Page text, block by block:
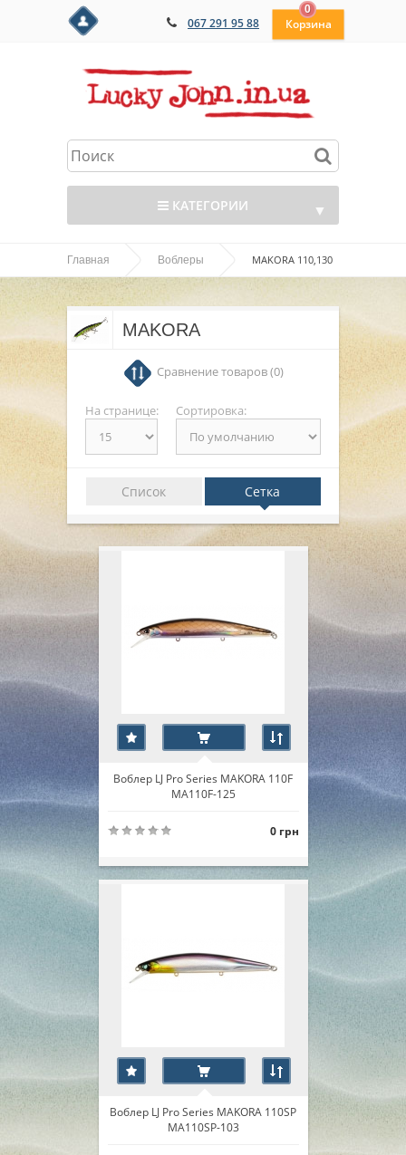
067 291 95 88
0
КАТЕГОРИИ ▼
▼
▼
Главная Воблеры MAKORA 110,130
MAKORA
Сравнение товаров (0)
На странице: Сортировка:
Список Сетка
Воблер LJ Pro Series MAKORA 110F
MA110F-125
0 грн
Воблер LJ Pro Series MAKORA 110SP
MA110SP-103